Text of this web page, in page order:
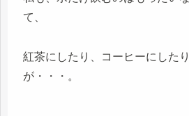
て、
紅茶にしたり、コーヒーにした
が・・・。